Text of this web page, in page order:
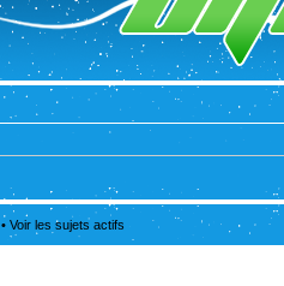
• Voir les sujets actifs